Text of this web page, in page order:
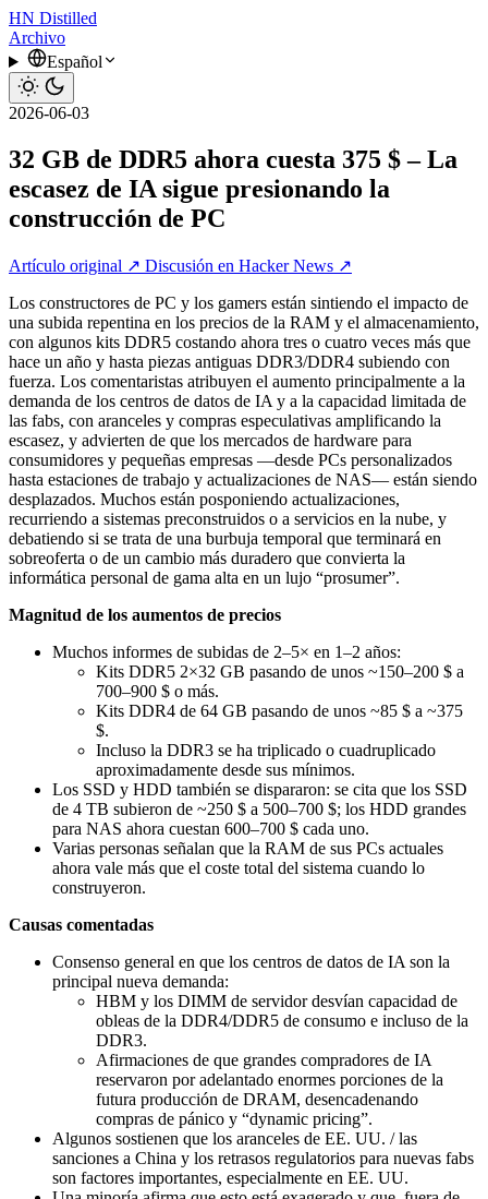
HN Distilled
Archivo
Español
2026-06-03
32 GB de DDR5 ahora cuesta 375 $ – La
escasez de IA sigue presionando la
construcción de PC
Artículo original ↗ Discusión en Hacker News ↗
Los constructores de PC y los gamers están sintiendo el impacto de
una subida repentina en los precios de la RAM y el almacenamiento,
con algunos kits DDR5 costando ahora tres o cuatro veces más que
hace un año y hasta piezas antiguas DDR3/DDR4 subiendo con
fuerza. Los comentaristas atribuyen el aumento principalmente a la
demanda de los centros de datos de IA y a la capacidad limitada de
las fabs, con aranceles y compras especulativas amplificando la
escasez, y advierten de que los mercados de hardware para
consumidores y pequeñas empresas —desde PCs personalizados
hasta estaciones de trabajo y actualizaciones de NAS— están siendo
desplazados. Muchos están posponiendo actualizaciones,
recurriendo a sistemas preconstruidos o a servicios en la nube, y
debatiendo si se trata de una burbuja temporal que terminará en
sobreoferta o de un cambio más duradero que convierta la
informática personal de gama alta en un lujo “prosumer”.
Magnitud de los aumentos de precios
Muchos informes de subidas de 2–5× en 1–2 años:
Kits DDR5 2×32 GB pasando de unos ~150–200 $ a
700–900 $ o más.
Kits DDR4 de 64 GB pasando de unos ~85 $ a ~375
$.
Incluso la DDR3 se ha triplicado o cuadruplicado
aproximadamente desde sus mínimos.
Los SSD y HDD también se dispararon: se cita que los SSD
de 4 TB subieron de ~250 $ a 500–700 $; los HDD grandes
para NAS ahora cuestan 600–700 $ cada uno.
Varias personas señalan que la RAM de sus PCs actuales
ahora vale más que el coste total del sistema cuando lo
construyeron.
Causas comentadas
Consenso general en que los centros de datos de IA son la
principal nueva demanda:
HBM y los DIMM de servidor desvían capacidad de
obleas de la DDR4/DDR5 de consumo e incluso de la
DDR3.
Afirmaciones de que grandes compradores de IA
reservaron por adelantado enormes porciones de la
futura producción de DRAM, desencadenando
compras de pánico y “dynamic pricing”.
Algunos sostienen que los aranceles de EE. UU. / las
sanciones a China y los retrasos regulatorios para nuevas fabs
son factores importantes, especialmente en EE. UU.